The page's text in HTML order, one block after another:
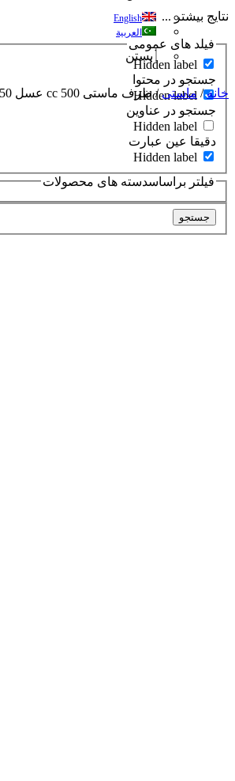
نتایج بیشتر ...
فیلد های عمومی
Hidden label
جستجو در محتوا
Hidden label
جستجو در عناوین
Hidden label
دقیقا عین عبارت
Hidden label
فیلتر براساسدسته های محصولات
جستجو
English
العربية
بستن
خانه/ ماستی/ ظرف ماستی 500 cc عسل 250 عددی